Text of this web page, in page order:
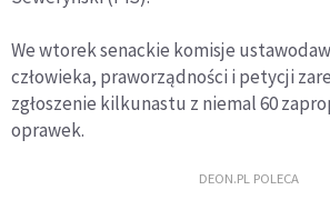
We wtorek senackie komisje
człowieka, praworządności i petycji
zgłoszenie kilkunastu z niemal 60
oprawek.
DEON.PL POLECA